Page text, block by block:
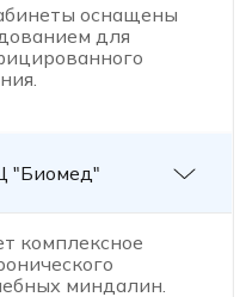
оснащены
для
"Биомед"
комплексное
миндалин.